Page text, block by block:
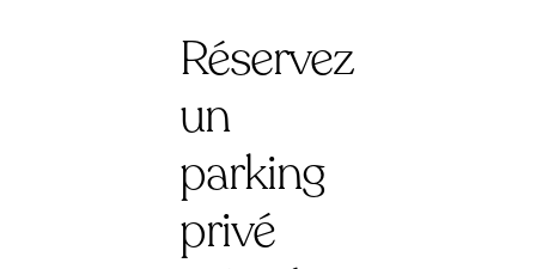
Réservez
un
parking
privé